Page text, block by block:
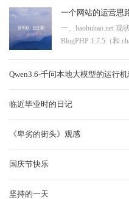
一个网站的运营思
一、haobuhao.net
BlogPHP 1.7.5（和
擎收录靠运气URL 结
临近毕业时的日记
《卑劣的街头》观感
国庆节快乐
坚持的一天